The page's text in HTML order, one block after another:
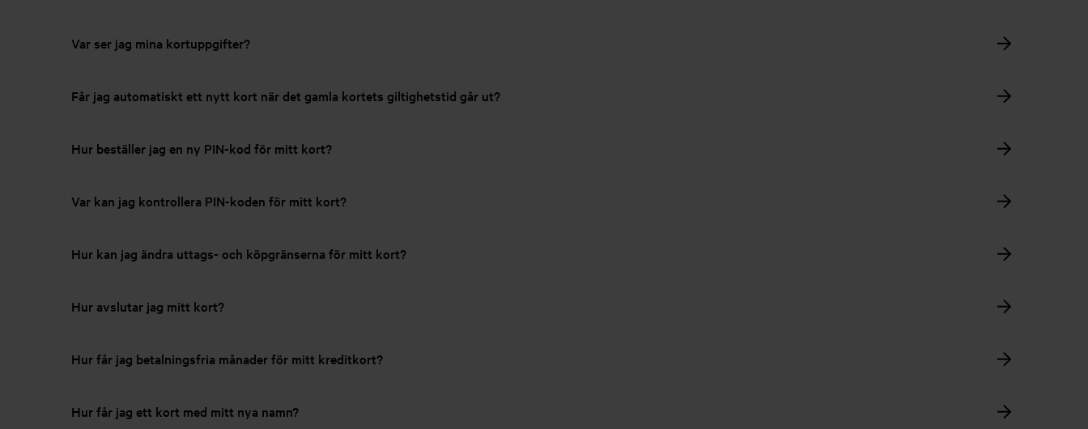
Var ser jag mina kortuppgifter?
Får jag automatiskt ett nytt kort när det gamla kortets giltighetstid går ut?
Hur beställer jag en ny PIN-kod för mitt kort?
Var kan jag kontrollera PIN-koden för mitt kort?
Hur kan jag ändra uttags- och köpgränserna för mitt kort?
Hur avslutar jag mitt kort?
Hur får jag betalningsfria månader för mitt kreditkort?
Hur får jag ett kort med mitt nya namn?